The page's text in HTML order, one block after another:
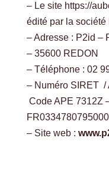
– Le site https://
édité par la société
– Adresse : P2id –
– 35600 REDON
– Téléphone : 02
– Numéro SIRET
Code APE 7312Z
– Site web :